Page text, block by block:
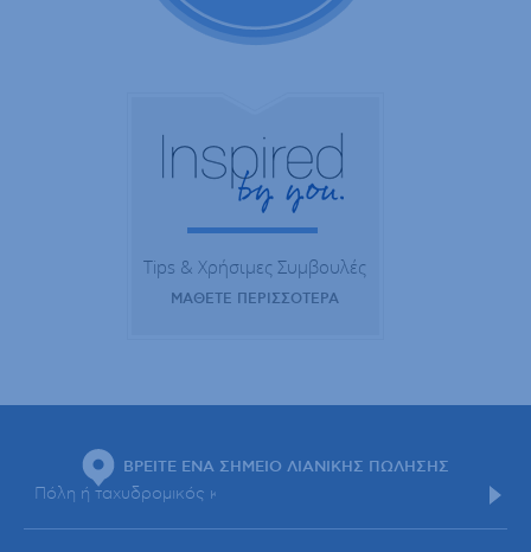
Tips & Χρήσιμες Συμβουλές
ΜΑΘΕΤΕ ΠΕΡΙΣΣΟΤΕΡΑ
ΒΡΕΙΤΕ ΕΝΑ ΣΗΜΕΙΟ ΛΙΑΝΙΚΗΣ ΠΩΛΗΣΗΣ